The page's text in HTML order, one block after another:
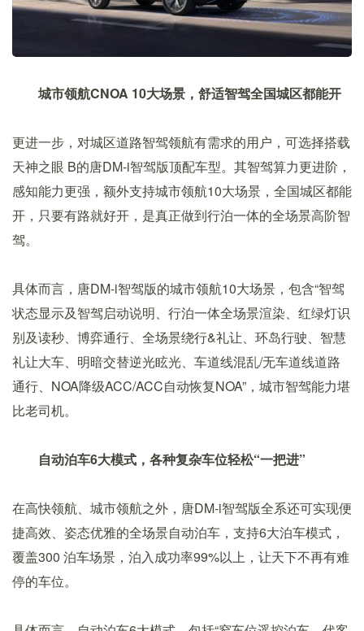
城市领航CNOA 10大场景，舒适智驾全国城区都能开
更进一步，对城区道路智驾领航有需求的用户，可选择搭载
天神之眼 B的唐DM-i智驾版顶配车型。其智驾算力更进阶，
感知能力更强，额外支持城市领航10大场景，全国城区都能
开，只要有路就好开，是真正做到行泊一体的全场景高阶智
驾。
具体而言，唐DM-i智驾版的城市领航10大场景，包含“智驾
状态显示及智驾启动说明、行泊一体全场景渲染、红绿灯识
别及读秒、博弈通行、全场景绕行&礼让、环岛行驶、智慧
礼让大车、明暗交替逆光眩光、车道线混乱/无车道线道路
通行、NOA降级ACC/ACC自动恢复NOA”，城市智驾能力堪
比老司机。
自动泊车6大模式，各种复杂车位轻松“一把进”
在高快领航、城市领航之外，唐DM-i智驾版全系还可实现便
捷高效、姿态优雅的全场景自动泊车，支持6大泊车模式，
覆盖300 泊车场景，泊入成功率99%以上，让天下不再有难
停的车位。